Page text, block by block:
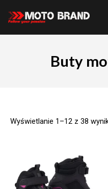
Buty
Wyświetlanie 1–12 z 38